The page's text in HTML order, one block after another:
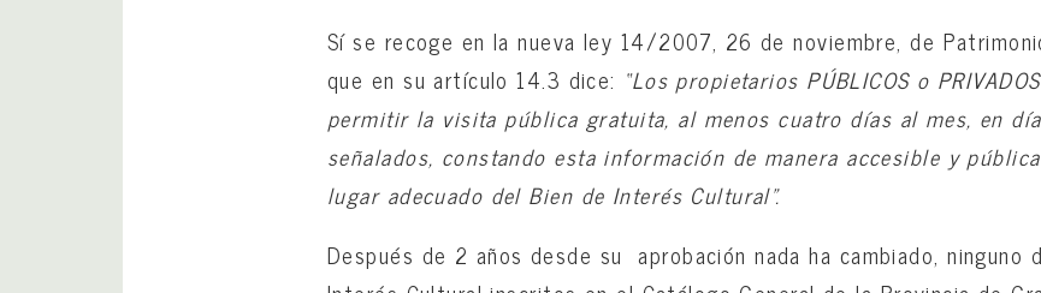
Sí se recoge en la nueva ley 14/2007, 26 de noviembre, de
que en su artículo 14.3 dice: “Los propietarios PÚBLICOS o
permitir la visita pública gratuita, al menos cuatro días al mes, en
señalados, constando esta información de manera accesible y
lugar adecuado del Bien de Interés Cultural”.
Después de 2 años desde su aprobación nada ha cambiado, ninguno